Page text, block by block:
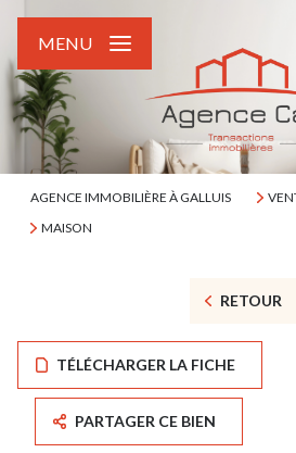
MENU
AGENCE IMMOBILIÈRE À GALLUIS
MAISON
RETOUR
TÉLÉCHARGER LA FICHE
PARTAGER CE BIEN